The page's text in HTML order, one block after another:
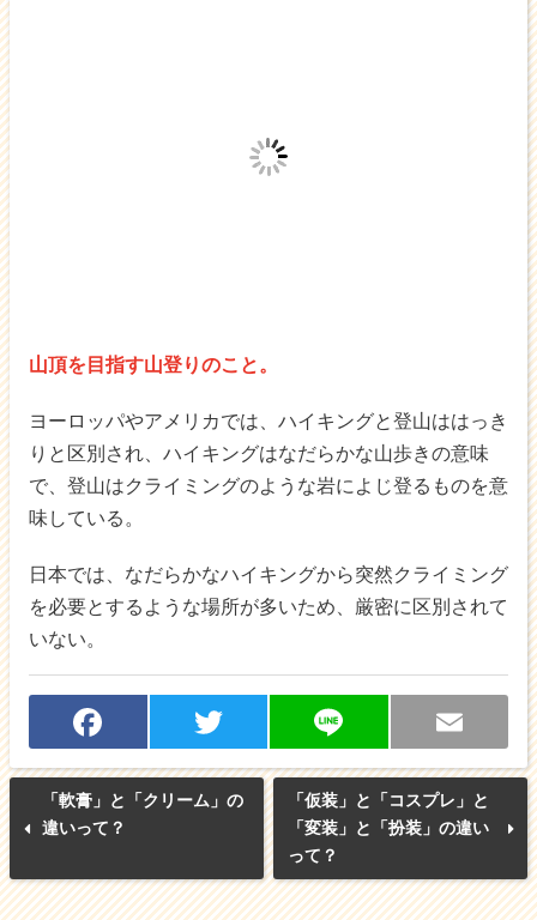
山頂を目指す山登りのこと。
ヨーロッパやアメリカでは、ハイキングと登山ははっき
りと区別され、ハイキングはなだらかな山歩きの意味
で、登山はクライミングのような岩によじ登るものを意
味している。
日本では、なだらかなハイキングから突然クライミング
を必要とするような場所が多いため、厳密に区別されて
いない。
F
a
c
e
T
w
er
Li
n
e
E
m
ai
l
「軟膏」と「クリーム」の
違いって？
「仮装」と「コスプレ」と
「変装」と「扮装」の違い
って？